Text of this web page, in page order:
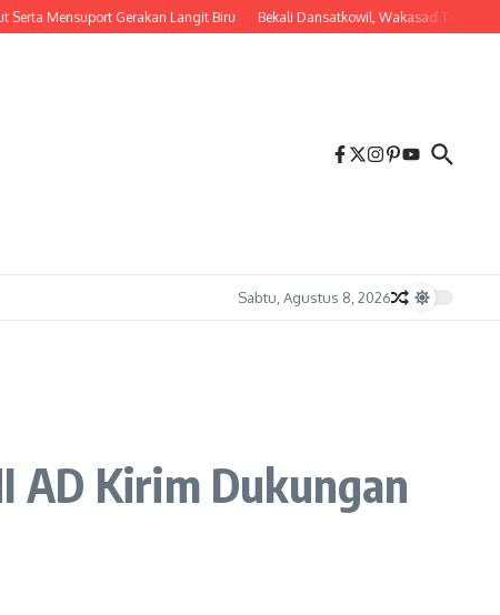
Gerakan Langit Biru Bekali Dansatkowil, Wakasad Tekankan
Sabtu, Agustus 8, 2026
AD Kirim Dukungan